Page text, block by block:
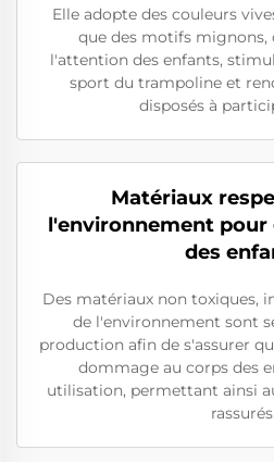
Elle adopte des couleurs
que des motifs
l'attention des enfants,
sport du trampoline et
disposés à
Matériaux
l'environnement pour
des
Des matériaux non toxiques,
de l'environnement sont
production afin de s'assurer
dommage au corps des
utilisation, permettant ainsi
rassurés.